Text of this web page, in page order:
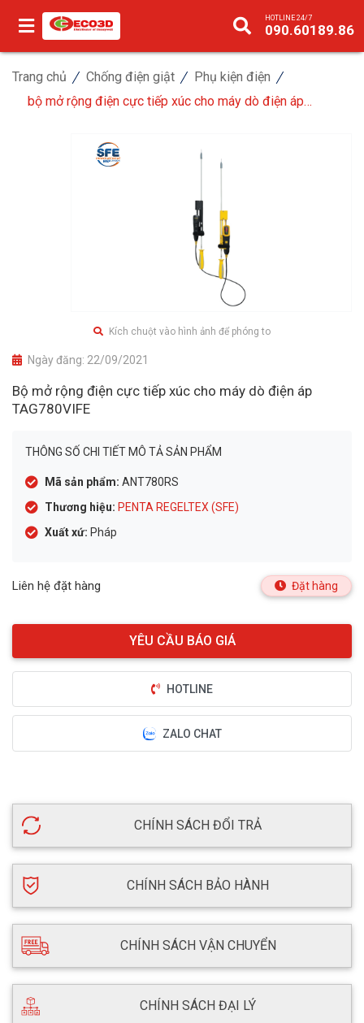
HOTLINE 24/7
090.60189.86
Trang chủ Chống điện giật
Phụ kiện điện
bộ mở rộng điện cực tiếp xúc cho máy dò điện áp
Kích chuột vào hình ảnh để phóng to
Ngày đăng: 22/09/2021
Bộ mở rộng điện cực tiếp xúc cho máy dò điện áp
TAG780VIFE
THÔNG SỐ CHI TIẾT MÔ TẢ SẢN PHẨM
Mã sản phẩm: ANT780RS
Thương hiệu: PENTA REGELTEX (SFE)
Xuất xứ: Pháp
Liên hệ đặt hàng Đặt hàng
HOTLINE
ZALO CHAT
CHÍNH SÁCH ĐỔI TRẢ
CHÍNH SÁCH BẢO HÀNH
CHÍNH SÁCH VẬN CHUYỂN
CHÍNH SÁCH ĐẠI LÝ